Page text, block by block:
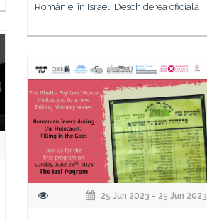
României în Israel. Deschiderea oficială
25 Jun 2023 - 25 Jun 2023